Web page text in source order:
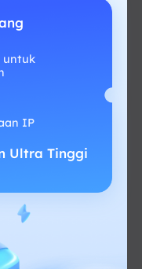
untuk
dan andal.
untuk
IP
Ultra Tinggi